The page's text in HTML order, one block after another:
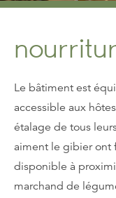
Le bâtiment est
accessible aux
étalage de tous
aiment le gibier ont
disponible à
marchand de